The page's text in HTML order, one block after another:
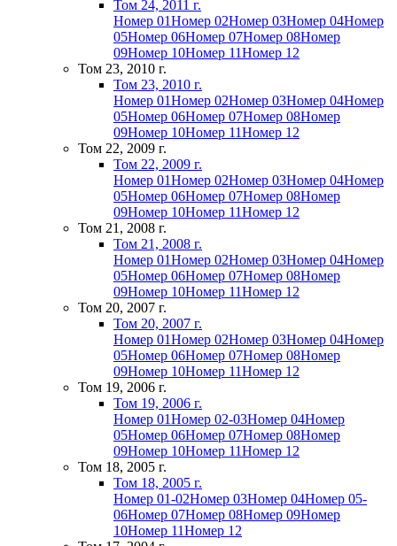
Том 24, 2011 г.
Номер 01Номер 02Номер 03Номер 04Номер
05Номер 06Номер 07Номер 08Номер
09Номер 10Номер 11Номер 12
Том 23, 2010 г.
Том 23, 2010 г.
Номер 01Номер 02Номер 03Номер 04Номер
05Номер 06Номер 07Номер 08Номер
09Номер 10Номер 11Номер 12
Том 22, 2009 г.
Том 22, 2009 г.
Номер 01Номер 02Номер 03Номер 04Номер
05Номер 06Номер 07Номер 08Номер
09Номер 10Номер 11Номер 12
Том 21, 2008 г.
Том 21, 2008 г.
Номер 01Номер 02Номер 03Номер 04Номер
05Номер 06Номер 07Номер 08Номер
09Номер 10Номер 11Номер 12
Том 20, 2007 г.
Том 20, 2007 г.
Номер 01Номер 02Номер 03Номер 04Номер
05Номер 06Номер 07Номер 08Номер
09Номер 10Номер 11Номер 12
Том 19, 2006 г.
Том 19, 2006 г.
Номер 01Номер 02-03Номер 04Номер
05Номер 06Номер 07Номер 08Номер
09Номер 10Номер 11Номер 12
Том 18, 2005 г.
Том 18, 2005 г.
Номер 01-02Номер 03Номер 04Номер 05-
06Номер 07Номер 08Номер 09Номер
10Номер 11Номер 12